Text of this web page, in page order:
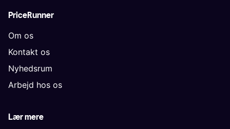
PriceRunner
Om os
Kontakt os
Nyhedsrum
Arbejd hos os
Lær mere